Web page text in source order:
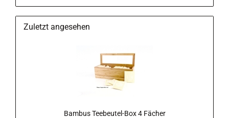
Zuletzt angesehen
Bambus Teebeutel-Box 4 Fächer